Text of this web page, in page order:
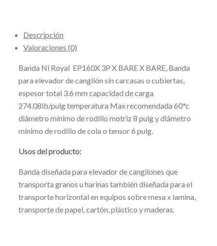
Descripción
Valoraciones (0)
Banda Ni Royal EP160X 3P X BARE X BARE, Banda
para elevador de cangilón sin carcasas o cubiertas,
espesor total 3.6 mm capacidad de carga
274.08lb/pulg temperatura Max recomendada 60*c
diámetro mínimo de rodillo motriz 8 pulg y diámetro
mínimo de rodillo de cola o tensor 6 pulg.
Usos del producto:
Banda diseñada para elevador de cangilones que
transporta granos u harinas también diseñada para el
transporte horizontal en equipos sobre mesa x lamina,
transporte de papel, cartón, plástico y maderas.